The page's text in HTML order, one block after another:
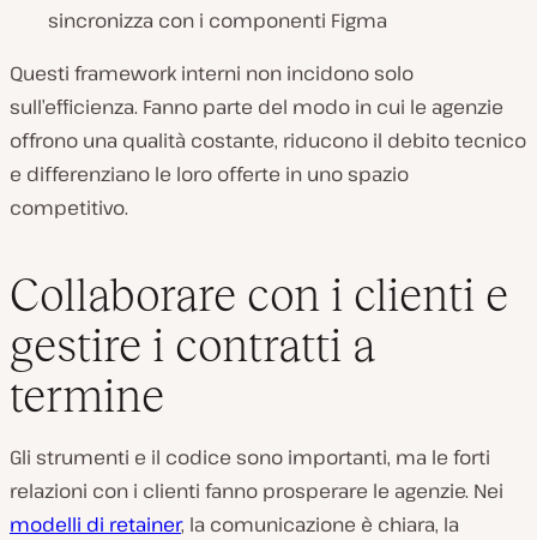
sincronizza con i componenti Figma
Questi framework interni non incidono solo
sull’efficienza. Fanno parte del modo in cui le agenzie
offrono una qualità costante, riducono il debito tecnico
e differenziano le loro offerte in uno spazio
competitivo.
Collaborare con i clienti e
gestire i contratti a
termine
Gli strumenti e il codice sono importanti, ma le forti
relazioni con i clienti fanno prosperare le agenzie. Nei
modelli di retainer, la comunicazione è chiara, la